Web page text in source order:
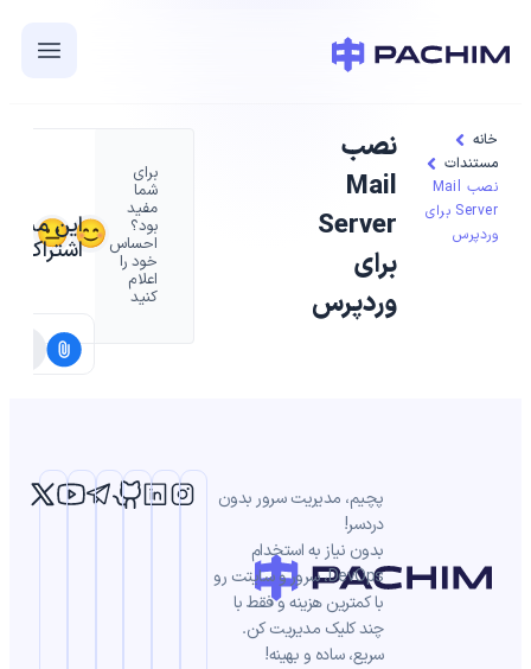
خانه
مستندات
نصب Mail
Server برای
وردپرس
نصب
Mail
Server
برای
وردپرس
برای
شما
مفید
بود؟
احساس
خود را
اعلام
کنید
این
اشتراک
پچیم، مدیریت سرور بدون
دردسر!
بدون نیاز به استخدام
DevOps، سرور و سایتت رو
با کمترین هزینه و فقط با
چند کلیک مدیریت کن.
سریع، ساده و بهینه!